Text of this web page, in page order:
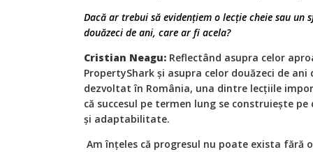
Dacă ar trebui să evidențiem o lecție cheie sau
douăzeci de ani, care ar fi acela?
Cristian Neagu: Reflectând asupra celor
PropertyShark și asupra celor douăzeci de
dezvoltat în România, una dintre lecțiile
că succesul pe termen lung se construiește
și adaptabilitate.
Am înțeles că progresul nu poate exista fără